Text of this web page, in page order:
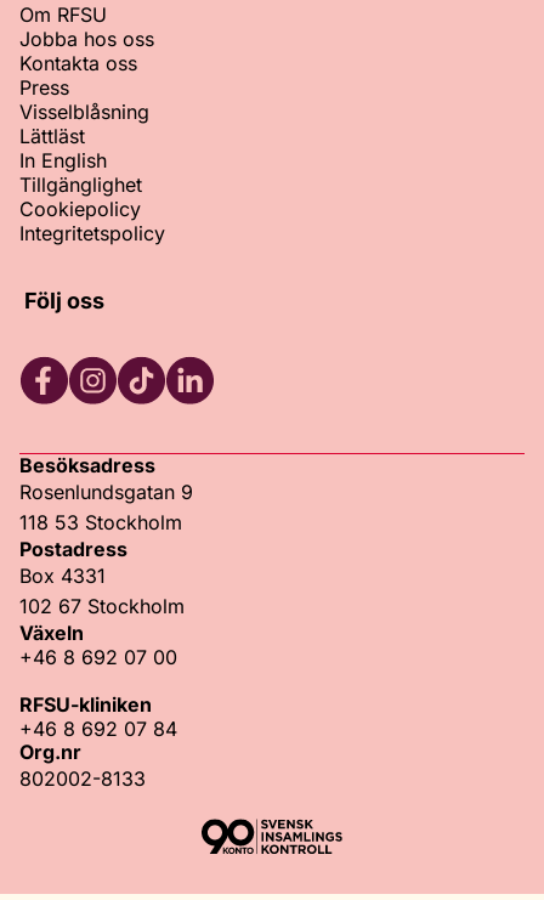
Om RFSU
Jobba hos oss
Kontakta oss
Press
Visselblåsning
Lättläst
In English
Tillgänglighet
Cookiepolicy
Integritetspolicy
Följ oss
Besöksadress
Rosenlundsgatan 9
118 53 Stockholm
Postadress
Box 4331
102 67 Stockholm
Växeln
+46 8 692 07 00
RFSU-kliniken
+46 8 692 07 84
Org.nr
802002-8133